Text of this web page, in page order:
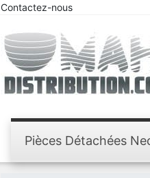
Contactez-nous
Pièces Détachées